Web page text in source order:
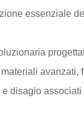
essenziale
disagio